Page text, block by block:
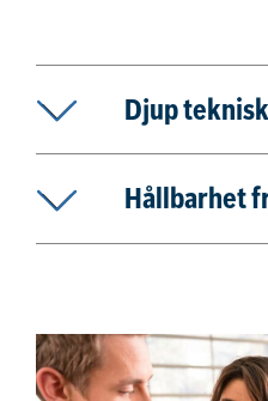
Djup
Hållbarhet